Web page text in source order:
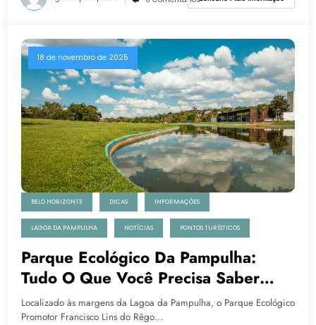
18 de novembro de 2025
BELO HORIZONTE DICAS INFORMAÇÕES
LAGOA DA PAMPULHA NOTÍCIAS PONTOS TURÍSTICOS
Parque Ecológico Da Pampulha:
Tudo O Que Você Precisa Saber
Antes De Visitar
Localizado às margens da Lagoa da Pampulha, o Parque Ecológico
Promotor Francisco Lins do Rêgo…